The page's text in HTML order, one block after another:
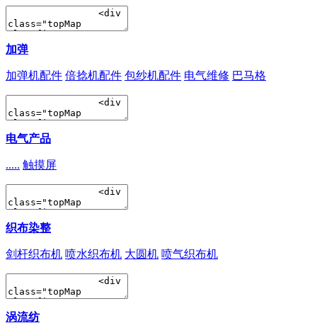
加弹
加弹机配件 倍捻机配件 包纱机配件 电气维修 巴马格
电气产品
..... 触摸屏
织布染整
剑杆织布机 喷水织布机 大圆机 喷气织布机
涡流纺